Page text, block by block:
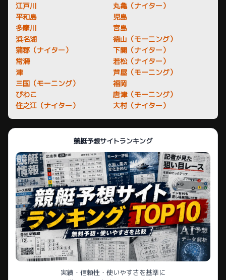
江戸川
平和島
多摩川
浜名湖
蒲郡（ナイター）
常滑
津
三国（モーニング）
びわこ
住之江（ナイター）
丸亀（ナイター）
児島
宮島
徳山（モーニング）
下関（ナイター）
若松（ナイター）
芦屋（モーニング）
福岡
唐津（モーニング）
大村（ナイター）
競艇予想サイトランキング
実績・信頼性・使いやすさを基準に